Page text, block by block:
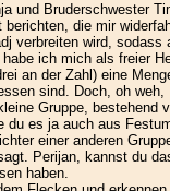
und Bruderschwester
berichten, die mir
verbreiten wird,
ich mich als freier
an der Zahl) eine
sind. Doch, oh
Gruppe, bestehend
du es ja auch aus
einer anderen
Perijan, kannst du
haben.